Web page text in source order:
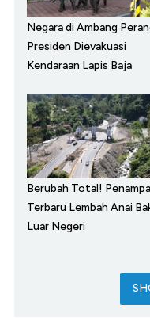
Negara di Ambang
Presiden Dievakuasi
Kendaraan Lapis Baja
Berubah Total!
Terbaru Lembah Anai
Luar Negeri